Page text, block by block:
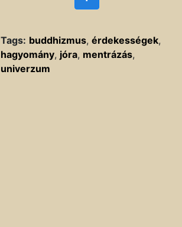
Tags: buddhizmus, érdekességek,
hagyomány, jóra, mentrázás,
univerzum